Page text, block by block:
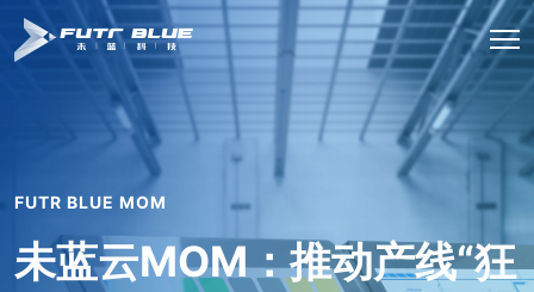
FUTR BLUE MOM
未蓝云MOM：推动产线“狂